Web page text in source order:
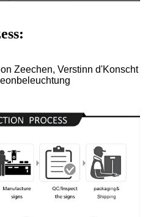
Zeechen, Verstinn d'Konscht